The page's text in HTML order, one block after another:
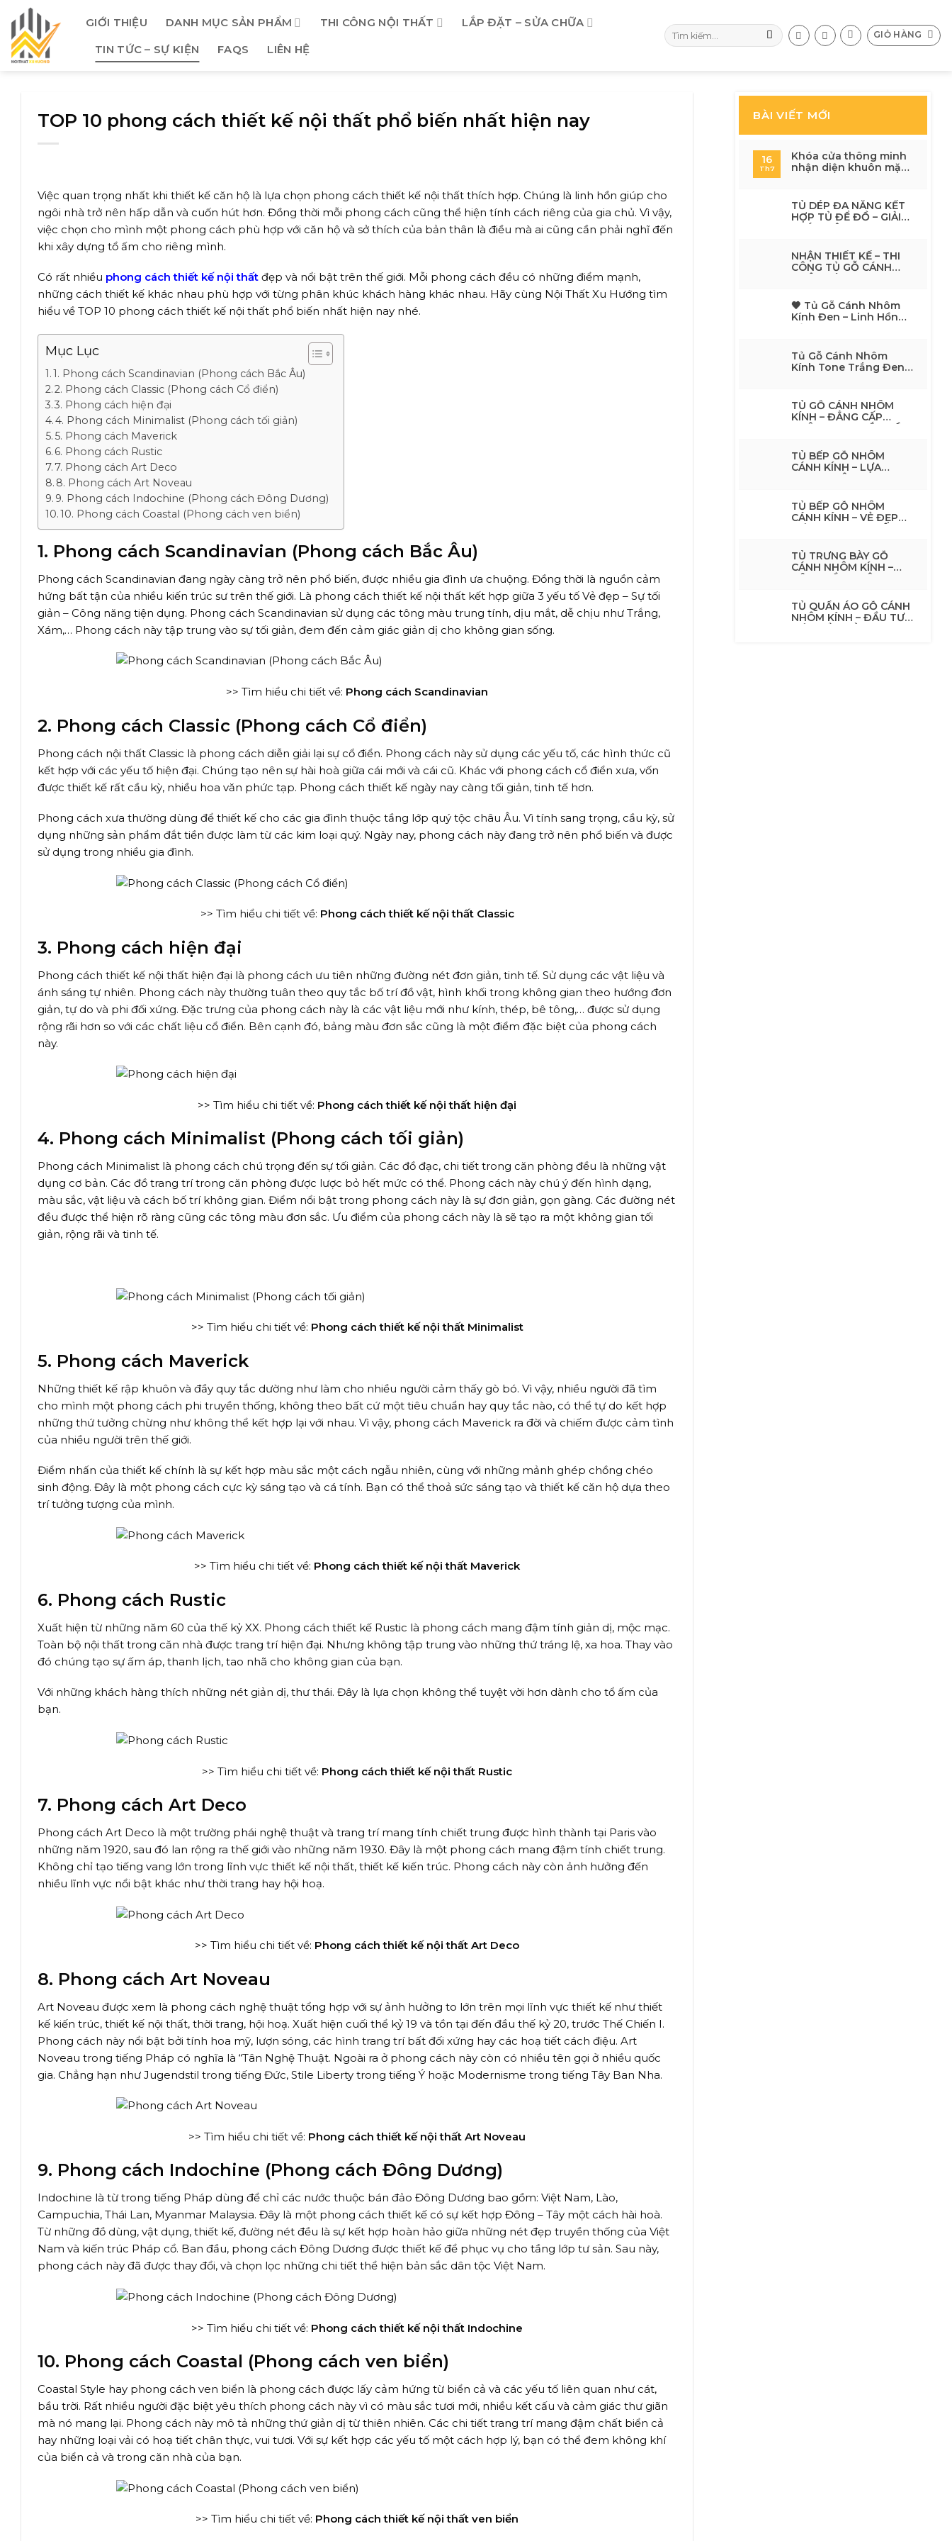
content
GIỚI THIỆU DANH MỤC SẢN PHẨM THI CÔNG NỘI THẤT
LẮP ĐẶT – SỬA CHỮA
TIN TỨC – SỰ KIỆN
FAQS LIÊN HỆ
Tìm
kiếm:
GIỎ HÀNG
TOP 10 phong cách thiết kế nội thất phổ biến nhất hiện nay
Việc quan trọng nhất khi thiết kế căn hộ là lựa chọn phong cách thiết kế nội thất thích hợp. Chúng là linh hồn giúp cho
ngôi nhà trở nên hấp dẫn và cuốn hút hơn. Đồng thời mỗi phong cách cũng thể hiện tính cách riêng của gia chủ. Vì vậy,
việc chọn cho mình một phong cách phù hợp với căn hộ và sở thích của bản thân là điều mà ai cũng cần phải nghĩ đến
khi xây dựng tổ ấm cho riêng mình.
Có rất nhiều phong cách thiết kế nội thấtđẹp và nổi bật trên thế giới. Mỗi phong cách đều có những điểm mạnh,
những cách thiết kế khác nhau phù hợp với từng phân khúc khách hàng khác nhau. Hãy cùng Nội Thất Xu Hướng tìm
hiểu về TOP 10 phong cách thiết kế nội thất phổ biến nhất hiện nay nhé.
Mục Lục
1. Phong cách Scandinavian (Phong cách Bắc Âu)
2. Phong cách Classic (Phong cách Cổ điển)
3. Phong cách hiện đại
4. Phong cách Minimalist (Phong cách tối giản)
5. Phong cách Maverick
6. Phong cách Rustic
7. Phong cách Art Deco
8. Phong cách Art Noveau
9. Phong cách Indochine (Phong cách Đông Dương)
10. Phong cách Coastal (Phong cách ven biển)
1. Phong cách Scandinavian (Phong cách Bắc Âu)
Phong cách Scandinavian đang ngày càng trở nên phổ biến, được nhiều gia đình ưa chuộng. Đồng thời là nguồn cảm
hứng bất tận của nhiều kiến trúc sư trên thế giới. Là phong cách thiết kế nội thất kết hợp giữa 3 yếu tố Vẻ đẹp – Sự tối
giản – Công năng tiện dụng. Phong cách Scandinavian sử dụng các tông màu trung tính, dịu mắt, dễ chịu như Trắng,
Xám,… Phong cách này tập trung vào sự tối giản, đem đến cảm giác giản dị cho không gian sống.
>> Tìm hiểu chi tiết về: Phong cách Scandinavian
2. Phong cách Classic (Phong cách Cổ điển)
Phong cách nội thất Classic là phong cách diễn giải lại sự cổ điển. Phong cách này sử dụng các yếu tố, các hình thức cũ
kết hợp với các yếu tố hiện đại. Chúng tạo nên sự hài hoà giữa cái mới và cái cũ. Khác với phong cách cổ điển xưa, vốn
được thiết kế rất cầu kỳ, nhiều hoa văn phức tạp. Phong cách thiết kế ngày nay càng tối giản, tinh tế hơn.
Phong cách xưa thường dùng để thiết kế cho các gia đình thuộc tầng lớp quý tộc châu Âu. Vì tính sang trọng, cầu kỳ, sử
dụng những sản phẩm đắt tiền được làm từ các kim loại quý. Ngày nay, phong cách này đang trở nên phổ biến và được
sử dụng trong nhiều gia đình.
>> Tìm hiểu chi tiết về: Phong cách thiết kế nội thất Classic
3. Phong cách hiện đại
Phong cách thiết kế nội thất hiện đại là phong cách ưu tiên những đường nét đơn giản, tinh tế. Sử dụng các vật liệu và
ánh sáng tự nhiên. Phong cách này thường tuân theo quy tắc bố trí đồ vật, hình khối trong không gian theo hướng đơn
giản, tự do và phi đối xứng. Đặc trưng của phong cách này là các vật liệu mới như kính, thép, bê tông,… được sử dụng
rộng rãi hơn so với các chất liệu cổ điển. Bên cạnh đó, bảng màu đơn sắc cũng là một điểm đặc biệt của phong cách
này.
>> Tìm hiểu chi tiết về: Phong cách thiết kế nội thất hiện đại
4. Phong cách Minimalist (Phong cách tối giản)
Phong cách Minimalist là phong cách chú trọng đến sự tối giản. Các đồ đạc, chi tiết trong căn phòng đều là những vật
dụng cơ bản. Các đồ trang trí trong căn phòng được lược bỏ hết mức có thể. Phong cách này chú ý đến hình dạng,
màu sắc, vật liệu và cách bố trí không gian. Điểm nổi bật trong phong cách này là sự đơn giản, gọn gàng. Các đường nét
đều được thể hiện rõ ràng cũng các tông màu đơn sắc. Ưu điểm của phong cách này là sẽ tạo ra một không gian tối
giản, rộng rãi và tinh tế.
>> Tìm hiểu chi tiết về: Phong cách thiết kế nội thất Minimalist
5. Phong cách Maverick
Những thiết kế rập khuôn và đầy quy tắc dường như làm cho nhiều người cảm thấy gò bó. Vì vậy, nhiều người đã tìm
cho mình một phong cách phi truyền thống, không theo bất cứ một tiêu chuẩn hay quy tắc nào, có thể tự do kết hợp
những thứ tưởng chừng như không thể kết hợp lại với nhau. Vì vậy, phong cách Maverick ra đời và chiếm được cảm tình
của nhiều người trên thế giới.
Điểm nhấn của thiết kế chính là sự kết hợp màu sắc một cách ngẫu nhiên, cùng với những mảnh ghép chồng chéo
sinh động. Đây là một phong cách cực kỳ sáng tạo và cá tính. Bạn có thể thoả sức sáng tạo và thiết kế căn hộ dựa theo
trí tưởng tượng của mình.
>> Tìm hiểu chi tiết về: Phong cách thiết kế nội thất Maverick
6. Phong cách Rustic
Xuất hiện từ những năm 60 của thế kỷ XX. Phong cách thiết kế Rustic là phong cách mang đậm tính giản dị, mộc mạc.
Toàn bộ nội thất trong căn nhà được trang trí hiện đại. Nhưng không tập trung vào những thứ tráng lệ, xa hoa. Thay vào
đó chúng tạo sự ấm áp, thanh lịch, tao nhã cho không gian của bạn.
Với những khách hàng thích những nét giản dị, thư thái. Đây là lựa chọn không thể tuyệt vời hơn dành cho tổ ấm của
bạn.
>> Tìm hiểu chi tiết về: Phong cách thiết kế nội thất Rustic
7. Phong cách Art Deco
Phong cách Art Deco là một trường phái nghệ thuật và trang trí mang tính chiết trung được hình thành tại Paris vào
những năm 1920, sau đó lan rộng ra thế giới vào những năm 1930. Đây là một phong cách mang đậm tính chiết trung.
Không chỉ tạo tiếng vang lớn trong lĩnh vực thiết kế nội thất, thiết kế kiến trúc. Phong cách này còn ảnh hưởng đến
nhiều lĩnh vực nổi bật khác như thời trang hay hội hoạ.
>> Tìm hiểu chi tiết về: Phong cách thiết kế nội thất Art Deco
8. Phong cách Art Noveau
Art Noveau được xem là phong cách nghệ thuật tổng hợp với sự ảnh hưởng to lớn trên mọi lĩnh vực thiết kế như thiết
kế kiến trúc, thiết kế nội thất, thời trang, hội hoạ. Xuất hiện cuối thể kỷ 19 và tồn tại đến đầu thế kỷ 20, trước Thế Chiến I.
Phong cách này nổi bật bởi tính hoa mỹ, lượn sóng, các hình trang trí bất đối xứng hay các hoạ tiết cách điệu. Art
Noveau trong tiếng Pháp có nghĩa là “Tân Nghệ Thuật. Ngoài ra ở phong cách này còn có nhiều tên gọi ở nhiều quốc
gia. Chẳng hạn như Jugendstil trong tiếng Đức, Stile Liberty trong tiếng Ý hoặc Modernisme trong tiếng Tây Ban Nha.
>> Tìm hiểu chi tiết về: Phong cách thiết kế nội thất Art Noveau
9. Phong cách Indochine (Phong cách Đông Dương)
Indochine là từ trong tiếng Pháp dùng để chỉ các nước thuộc bán đảo Đông Dương bao gồm: Việt Nam, Lào,
Campuchia, Thái Lan, Myanmar Malaysia. Đây là một phong cách thiết kế có sự kết hợp Đông – Tây một cách hài hoà.
Từ những đồ dùng, vật dụng, thiết kế, đường nét đều là sự kết hợp hoàn hảo giữa những nét đẹp truyền thống của Việt
Nam và kiến trúc Pháp cổ. Ban đầu, phong cách Đông Dương được thiết kế để phục vụ cho tầng lớp tư sản. Sau này,
phong cách này đã được thay đổi, và chọn lọc những chi tiết thể hiện bản sắc dân tộc Việt Nam.
>> Tìm hiểu chi tiết về: Phong cách thiết kế nội thất Indochine
10. Phong cách Coastal (Phong cách ven biển)
Coastal Style hay phong cách ven biển là phong cách được lấy cảm hứng từ biển cả và các yếu tố liên quan như cát,
bầu trời. Rất nhiều người đặc biệt yêu thích phong cách này vì có màu sắc tươi mới, nhiều kết cấu và cảm giác thư giãn
mà nó mang lại. Phong cách này mô tả những thứ giản dị từ thiên nhiên. Các chi tiết trang trí mang đậm chất biển cả
hay những loại vải có hoạ tiết chân thực, vui tươi. Với sự kết hợp các yếu tố một cách hợp lý, bạn có thể đem không khí
của biển cả và trong căn nhà của bạn.
>> Tìm hiểu chi tiết về: Phong cách thiết kế nội thất ven biển
BÀI VIẾT MỚI
16
Th7
Khóa cửa thông minh
nhận diện khuôn mặt
ngôi nhà hiện đại
TỦ DÉP ĐA NĂNG KẾT
HỢP TỦ ĐỂ ĐỒ – GIẢI
PHÁP HIỆN ĐẠI CHO
TINH TẾ
NHẬN THIẾT KẾ – THI
CÔNG TỦ GỖ CÁNH
🖤 Tủ Gỗ Cánh Nhôm
Kính Đen – Linh Hồn
Của Không Gian Nội
Tủ Gỗ Cánh Nhôm
Kính Tone Trắng Đen
Sang TrọngTủ Gỗ
Cánh Nhôm Kính Tone
Trắng Đen Hiện Đại –
TỦ GỖ CÁNH NHÔM
KÍNH – ĐẲNG CẤP
TỦ BẾP GỖ NHÔM
CÁNH KÍNH – LỰA
CHỌN THÔNG MINH
HIỆN ĐẠI
TỦ BẾP GỖ NHÔM
CÁNH KÍNH – VẺ ĐẸP
TỦ TRƯNG BÀY GỖ
CÁNH NHÔM KÍNH –
NÂNG TẦM KHÔNG
TỦ QUẦN ÁO GỖ CÁNH
NHÔM KÍNH – ĐẦU TƯ